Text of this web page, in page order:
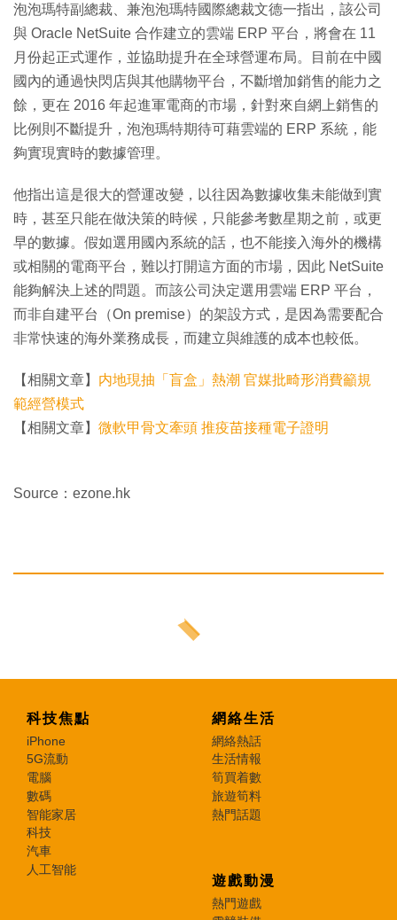
泡泡瑪特副總裁、兼泡泡瑪特國際總裁文德一指出，該公司
與 Oracle NetSuite 合作建立的雲端 ERP 平台，將會在 11
月份起正式運作，並協助提升在全球營運布局。目前在中國
國內的通過快閃店與其他購物平台，不斷增加銷售的能力之
餘，更在 2016 年起進軍電商的市場，針對來自網上銷售的
比例則不斷提升，泡泡瑪特期待可藉雲端的 ERP 系統，能
夠實現實時的數據管理。
他指出這是很大的營運改變，以往因為數據收集未能做到實
時，甚至只能在做決策的時候，只能參考數星期之前，或更
早的數據。假如選用國內系統的話，也不能接入海外的機構
或相關的電商平台，難以打開這方面的市場，因此 NetSuite
能夠解決上述的問題。而該公司決定選用雲端 ERP 平台，
而非自建平台（On premise）的架設方式，是因為需要配合
非常快速的海外業務成長，而建立與維護的成本也較低。
【相關文章】 内地現抽「盲盒」熱潮 官媒批畸形消費籲規
範經營模式
【相關文章】 微軟甲骨文牽頭 推疫苗接種電子證明
Source：ezone.hk
科技焦點
iPhone
5G流動
電腦
數碼
智能家居
科技
汽車
人工智能
網絡生活
網絡熱話
生活情報
筍買着數
旅遊筍料
熱門話題
遊戲動漫
熱門遊戲